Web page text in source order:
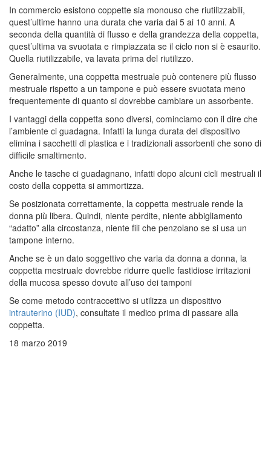
In commercio esistono coppette sia monouso che riutilizzabili,
quest’ultime hanno una durata che varia dai 5 ai 10 anni. A
seconda della quantità di flusso e della grandezza della coppetta,
quest’ultima va svuotata e rimpiazzata se il ciclo non si è esaurito.
Quella riutilizzabile, va lavata prima del riutilizzo.
Generalmente, una coppetta mestruale può contenere più flusso
mestruale rispetto a un tampone e può essere svuotata meno
frequentemente di quanto si dovrebbe cambiare un assorbente.
I vantaggi della coppetta sono diversi, cominciamo con il dire che
l’ambiente ci guadagna. Infatti la lunga durata del dispositivo
elimina i sacchetti di plastica e i tradizionali assorbenti che sono di
difficile smaltimento.
Anche le tasche ci guadagnano, infatti dopo alcuni cicli mestruali il
costo della coppetta si ammortizza.
Se posizionata correttamente, la coppetta mestruale rende la
donna più libera. Quindi, niente perdite, niente abbigliamento
“adatto” alla circostanza, niente fili che penzolano se si usa un
tampone interno.
Anche se è un dato soggettivo che varia da donna a donna, la
coppetta mestruale dovrebbe ridurre quelle fastidiose irritazioni
della mucosa spesso dovute all’uso dei tamponi
Se come metodo contraccettivo si utilizza un dispositivo
intrauterino (IUD), consultate il medico prima di passare alla
coppetta.
18 marzo 2019